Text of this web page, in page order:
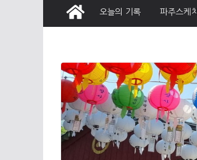
오늘의 기록 파주스케치